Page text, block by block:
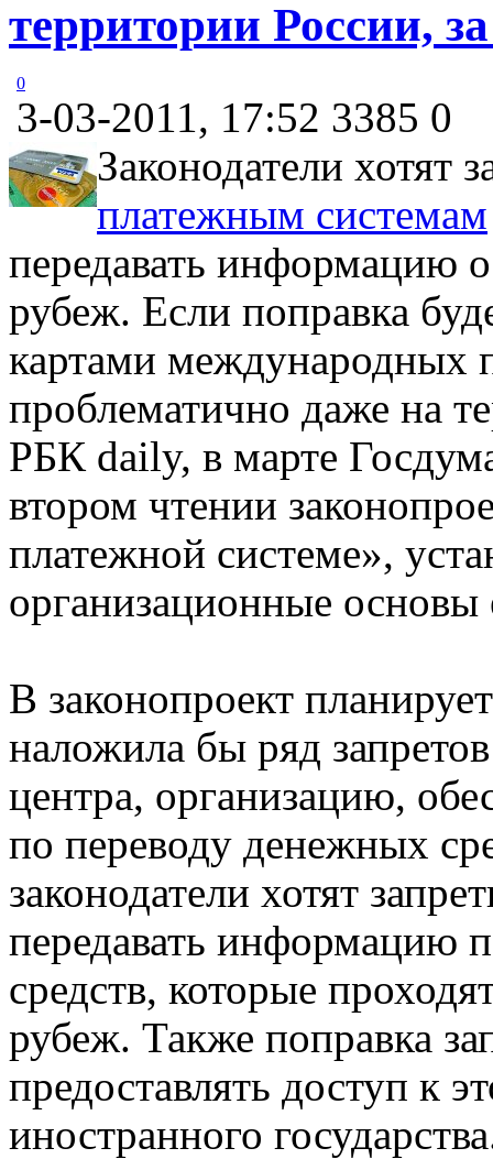
территории России,
0
3-03-2011, 17:52 3385 0
Законодатели хотят
платежным системам
передавать информацию
рубеж. Если поправка
картами международных
проблематично даже на
РБК daily, в марте
втором чтении
платежной системе»,
организационные основы
В законопроект
наложила бы ряд
центра, организацию,
по переводу денежных
законодатели хотят
передавать информацию
средств, которые
рубеж. Также поправка
предоставлять доступ к
иностранного